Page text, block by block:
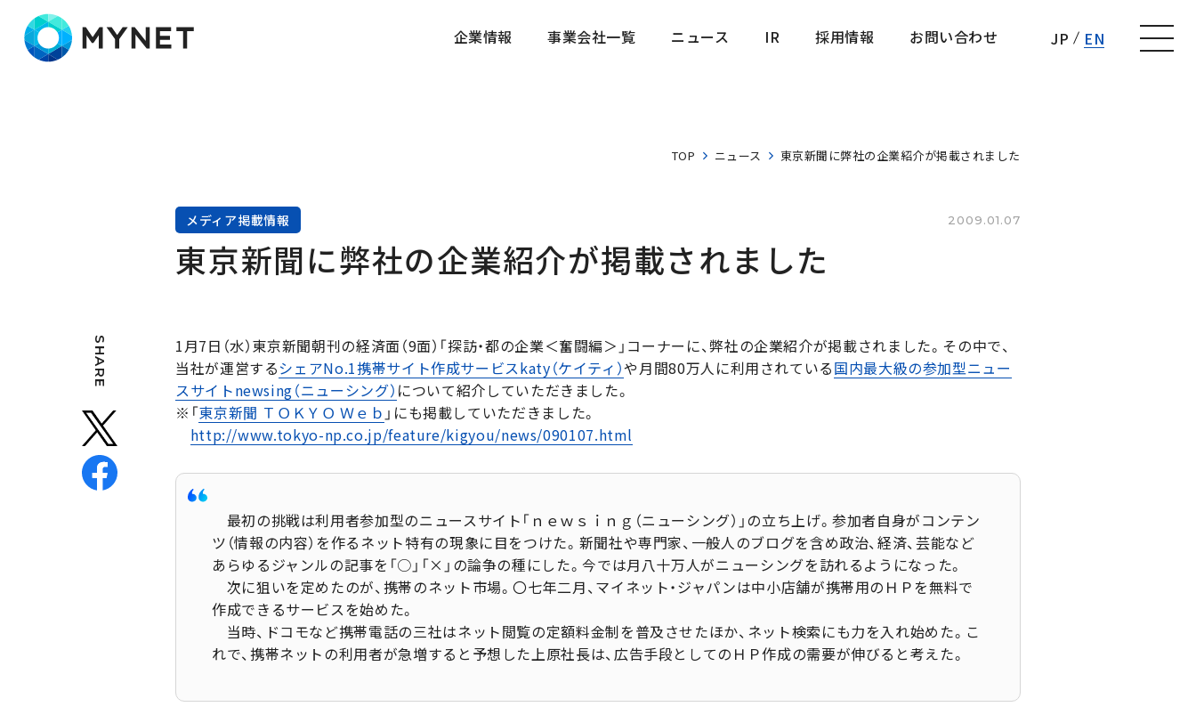
企業情報
事業会社一覧
ニュース
IR
採用情報
お問い合わせ
JP EN
TOP ニュース 東京新聞に弊社の企業紹介が掲載されました
メディア掲載情報 2009.01.07
東京新聞に弊社の企業紹介が掲載されました
SHARE
1月7日（水）東京新聞朝刊の経済面（9面）「探訪・都の企業＜奮闘編＞」コーナーに、弊社の企業紹介が掲載されました。その中で、
当社が運営するシェアNo.1携帯サイト作成サービスkaty（ケイティ）や月間80万人に利用されている国内最大級の参加型ニュー
スサイトnewsing（ニューシング） について紹介していただきました。
※「東京新聞 ＴＯＫＹＯ Ｗｅｂ 」にも掲載していただきました。
http://www.tokyo-np.co.jp/feature/kigyou/news/090107.html
最初の挑戦は利用者参加型のニュースサイト「ｎｅｗｓｉｎｇ（ニューシング）」の立ち上げ。参加者自身がコンテン
ツ（情報の内容）を作るネット特有の現象に目をつけた。新聞社や専門家、一般人のブログを含め政治、経済、芸能など
あらゆるジャンルの記事を「○」「×」の論争の種にした。今では月八十万人がニューシングを訪れるようになった。
次に狙いを定めたのが、携帯のネット市場。〇七年二月、マイネット・ジャパンは中小店舗が携帯用のＨＰを無料で
作成できるサービスを始めた。
当時、ドコモなど携帯電話の三社はネット閲覧の定額料金制を普及させたほか、ネット検索にも力を入れ始めた。こ
れで、携帯ネットの利用者が急増すると予想した上原社長は、広告手段としてのＨＰ作成の需要が伸びると考えた。